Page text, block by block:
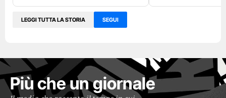
LEGGI TUTTA LA STORIA SEGUI
Più che un giornale